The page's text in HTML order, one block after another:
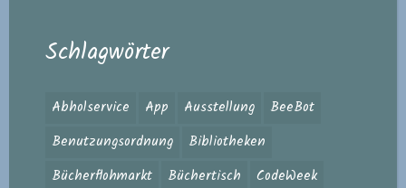
Schlagwörter
Abholservice App Ausstellung
BeeBot
Benutzungsordnung
Bibliotheken
Bücherflohmarkt
Büchertisch
CodeWeek